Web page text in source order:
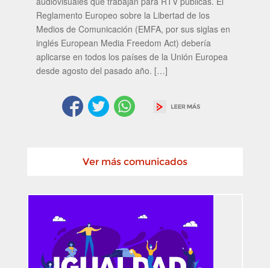
Reglamento Europeo sobre la Libertad de los
Medios de Comunicación (EMFA, por sus siglas en
inglés European Media Freedom Act) debería
aplicarse en todos los países de la Unión Europea
desde agosto del pasado año. […]
Ver más comunicados